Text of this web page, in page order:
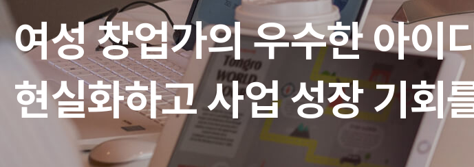
여성 창업가의 우수한 아이
현실화하고 사업 성장 기회